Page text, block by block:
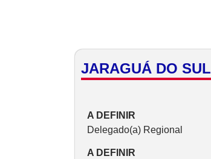
JARAGUÁ DO SUL
A DEFINIR
Delegado(a) Regional
A DEFINIR